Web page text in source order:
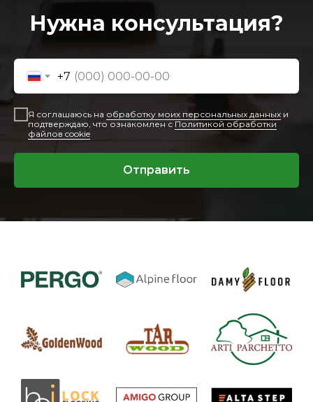
Нужна консультация?
+7
Я соглашаюсь на обработку моих персональных данных и
подтверждаю, что ознакомлен с Политикой обработки
файлов cookie
Отправить